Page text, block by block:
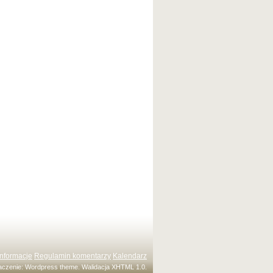
Regulamin komentarzy Kalendarz
Wordpress theme. WalidacjaXHTML 1.0.